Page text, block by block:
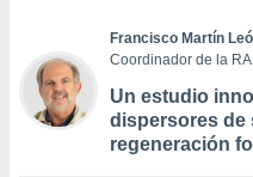
Francisco Martín
Coordinador de la
Un estudio
dispersores de
regeneración